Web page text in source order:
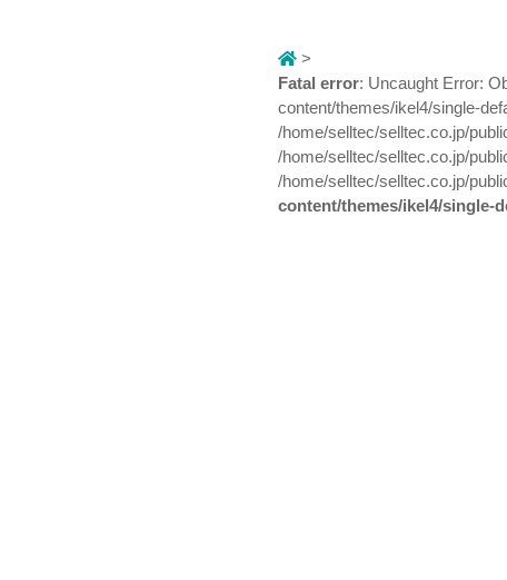
>
Fatal error: Uncaught Error:
content/themes/ikel4/single-
/home/selltec/selltec.co.jp/
/home/selltec/selltec.co.jp/
/home/selltec/selltec.co.jp/
content/themes/ikel4/single-